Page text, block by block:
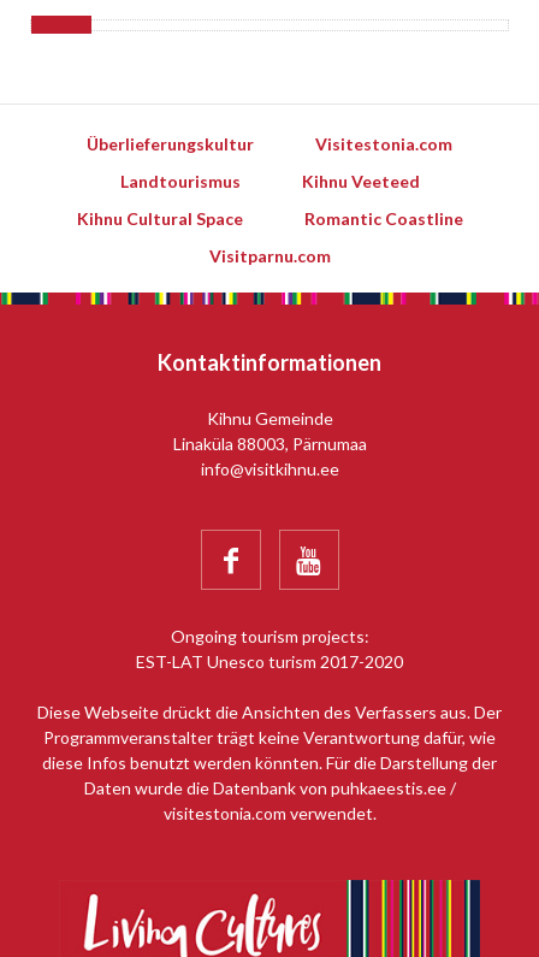
Überlieferungskultur
Visitestonia.com
Landtourismus
Kihnu Veeteed
Kihnu Cultural Space
Romantic Coastline
Visitparnu.com
Kontaktinformationen
Kihnu Gemeinde
Linaküla 88003, Pärnumaa
info@visitkihnu.ee
 
Ongoing tourism projects:
EST-LAT Unesco turism 2017-2020
Diese Webseite drückt die Ansichten des Verfassers aus. Der
Programmveranstalter trägt keine Verantwortung dafür, wie
diese Infos benutzt werden könnten. Für die Darstellung der
Daten wurde die Datenbank von puhkaeestis.ee /
visitestonia.com verwendet.